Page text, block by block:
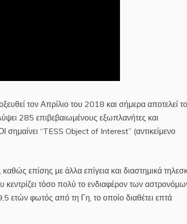
τον Απρίλιο του 2018 και σήμερα αποτελεί
285 επιβεβαιωμένους εξωπλανήτες και
“TESS Object of Interest” (αντικείμενο
επίσης με άλλα επίγεια και διαστημικά
κεντρίζει τόσο πολύ το ενδιαφέρον των
ετών φωτός από τη Γη, το οποίο διαθέτει επτά